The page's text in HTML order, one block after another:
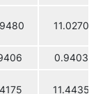
11.0270
0.9403
11.4435